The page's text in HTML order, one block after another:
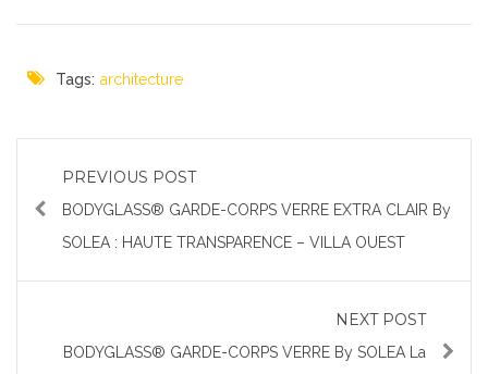
Tags: architecture
PREVIOUS POST
BODYGLASS® GARDE-CORPS VERRE EXTRA CLAIR By
SOLEA : HAUTE TRANSPARENCE – VILLA OUEST
NEXT POST
BODYGLASS® GARDE-CORPS VERRE By SOLEA La